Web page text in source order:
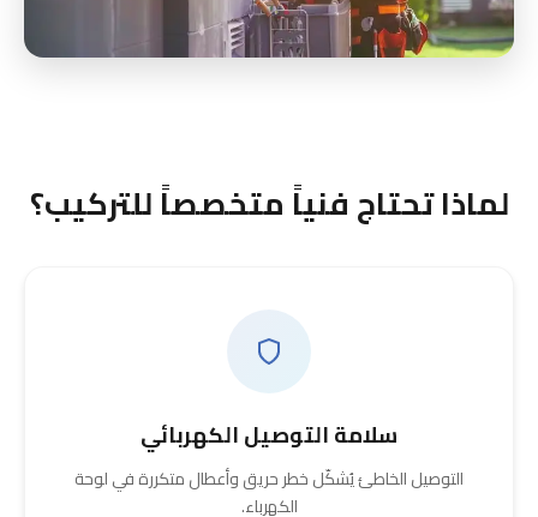
لماذا تحتاج فنياً متخصصاً للتركيب؟
سلامة التوصيل الكهربائي
التوصيل الخاطئ يُشكّل خطر حريق وأعطال متكررة في لوحة
الكهرباء.